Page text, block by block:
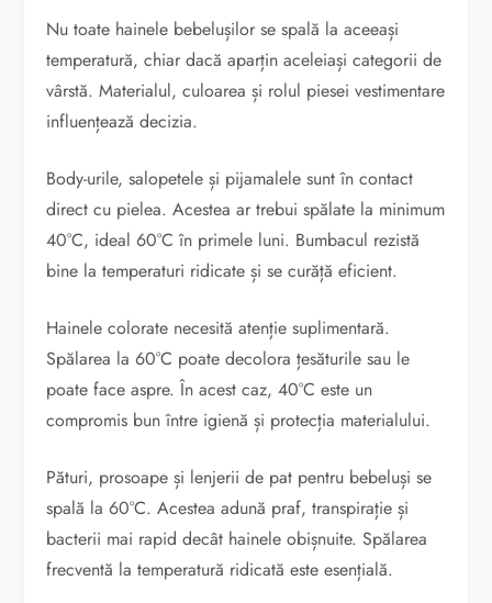
Nu toate hainele bebelușilor se spală la aceeași
temperatură, chiar dacă aparțin aceleiași categorii de
vârstă. Materialul, culoarea și rolul piesei vestimentare
influențează decizia.
Body-urile, salopetele și pijamalele sunt în contact
direct cu pielea. Acestea ar trebui spălate la minimum
40°C, ideal 60°C în primele luni. Bumbacul rezistă
bine la temperaturi ridicate și se curăță eficient.
Hainele colorate necesită atenție suplimentară.
Spălarea la 60°C poate decolora țesăturile sau le
poate face aspre. În acest caz, 40°C este un
compromis bun între igienă și protecția materialului.
Pături, prosoape și lenjerii de pat pentru bebeluși se
spală la 60°C. Acestea adună praf, transpirație și
bacterii mai rapid decât hainele obișnuite. Spălarea
frecventă la temperatură ridicată este esențială.